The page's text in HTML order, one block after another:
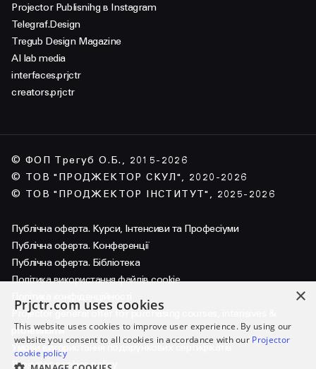
Projector Publisnihg в Instagram
Telegraf.Design
Tregub Design Magazine
AI lab media
interfaces.prjctr
creators.prjctr
© ФОП Трегуб О.Б., 2015-2026
© ТОВ "ПРОДЖЕКТОР СКУЛ", 2020-2026
© ТОВ "ПРОДЖЕКТОР ІНСТИТУТ", 2025-2026
Публічна оферта. Курси, Інтенсиви та Професіуми
Публічна оферта. Конференції
Публічна оферта. Бібліотека
Політика використання файлів cookie
Projector general offer for purchasing courses, intensives &
professiums
Умови використання подарункових сертифікатів
Projector cookies policy
×
Prjctr.com uses cookies
This website uses cookies to improve user experience. By using our
website you consent to all cookies in accordance with our Projector
cookie policy